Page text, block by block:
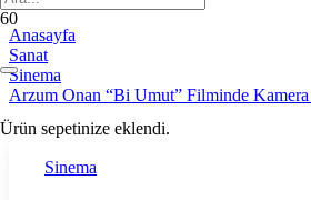
Ürün sepetinize eklendi.
Anasayfa
Sanat
Sinema
Arzum Onan “Bi Umut” Filminde Kamera
Sinema